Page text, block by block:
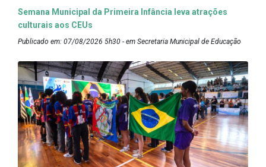
Semana Municipal da Primeira Infância leva atrações
culturais aos CEUs
Publicado em: 07/08/2026 5h30 - em Secretaria Municipal de Educação